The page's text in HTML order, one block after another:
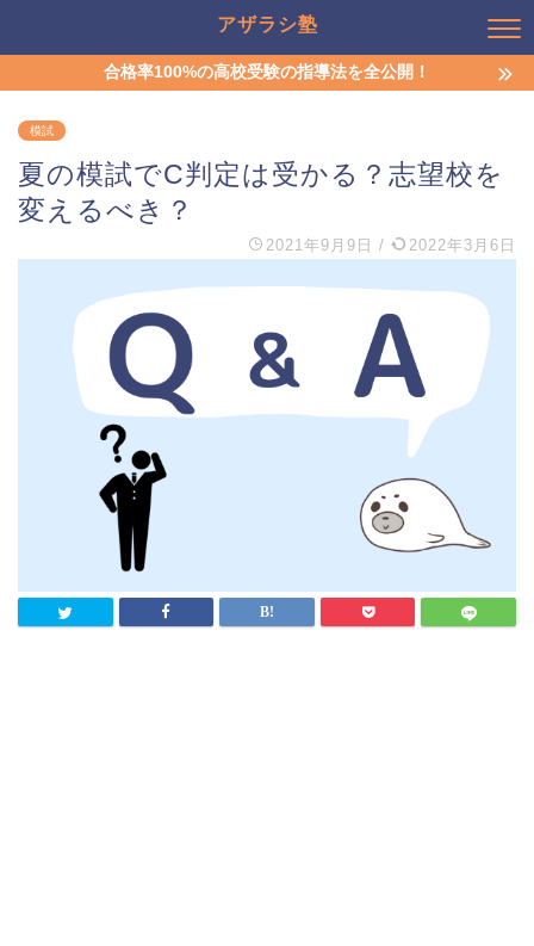
アザラシ塾
合格率100%の高校受験の指導法を全公開！
模試
夏の模試でC判定は受かる？志望校を
変えるべき？
2021年9月9日 / 2022年3月6日